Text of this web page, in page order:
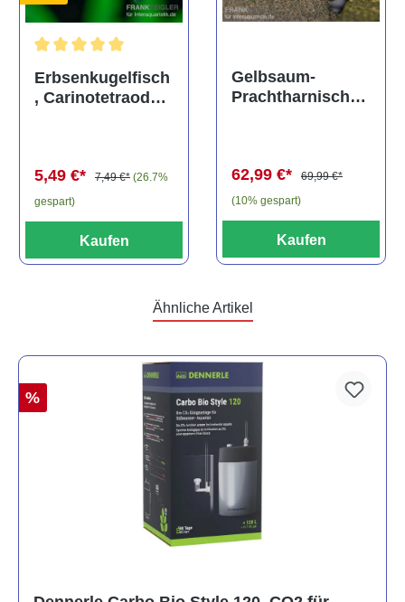
Durchschnittliche Bewertung von 5 von 5 Sternen
Erbsenkugelfisch
, Carinotetraodon
5,49 €* 7,49 €* (26.7%
gespart)
Kaufen
Gelbsaum-
Prachtharnischw
62,99 €*
69,99 €*
(10% gespart)
Kaufen
Ähnliche Artikel
%